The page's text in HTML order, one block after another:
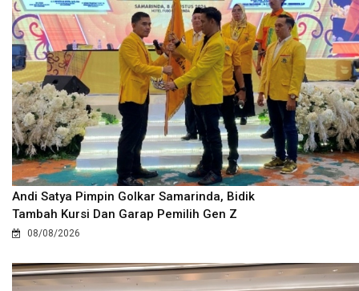
Andi Satya Pimpin Golkar Samarinda, Bidik
Tambah Kursi Dan Garap Pemilih Gen Z
08/08/2026